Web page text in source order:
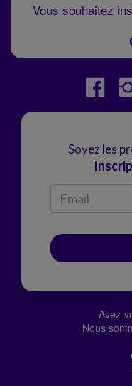
Vous souhaitez
Soyez les
Avez-
Nous